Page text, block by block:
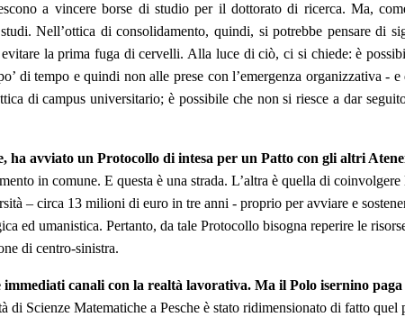
a vincere borse di studio per il dottorato di ricerca. Ma,
Nell’ottica di consolidamento, quindi, si potrebbe pensare di
la prima fuga di cervelli. Alla luce di ciò, ci si chiede: è
di tempo e quindi non alle prese con l’emergenza organizzativa ‐
di campus universitario; è possibile che non si riesce a dar
ha avviato un Protocollo di intesa per un Patto con gli altri
in comune. E questa è una strada. L’altra è quella di
– circa 13 milioni di euro in tre anni ‐ proprio per avviare e
ed umanistica. Pertanto, da tale Protocollo bisogna reperire le
di centro‐sinistra.
canali con la realtà lavorativa. Ma il Polo isernino
di Scienze Matematiche a Pesche è stato ridimensionato di fatto quel